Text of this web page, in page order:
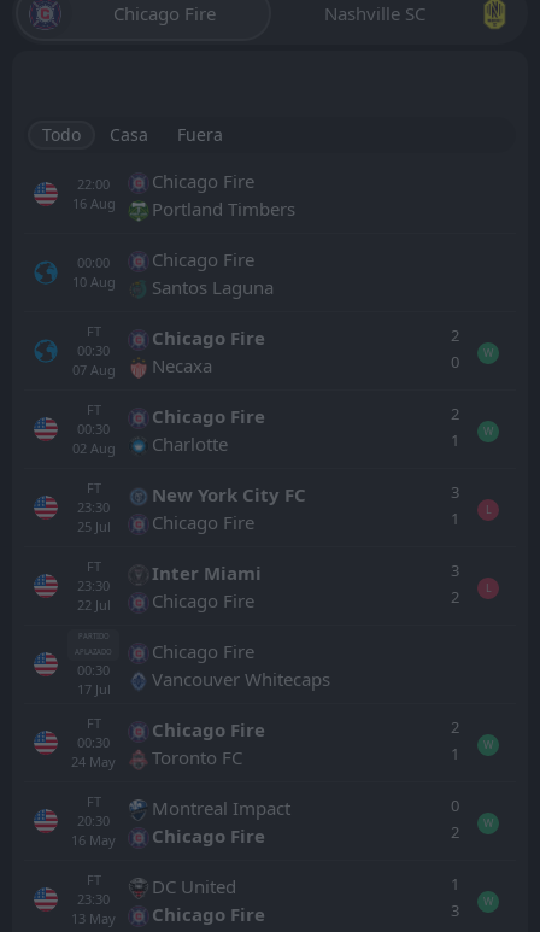
Chicago Fire Nashville SC
Todo Casa Fuera
22:00
16 Aug
Chicago Fire
Portland Timbers
00:00
10 Aug
Chicago Fire
Santos Laguna
FT
00:30
07 Aug
Chicago Fire
Necaxa
2
0
W
FT
00:30
02 Aug
Chicago Fire
Charlotte
2
1
W
FT
23:30
25 Jul
New York City FC
Chicago Fire
3
1
L
FT
23:30
22 Jul
Inter Miami
Chicago Fire
3
2
L
PARTIDO
APLAZADO
00:30
17 Jul
Chicago Fire
Vancouver Whitecaps
FT
00:30
24 May
Chicago Fire
Toronto FC
2
1
W
FT
20:30
16 May
Montreal Impact
Chicago Fire
0
2
W
FT
23:30
13 May
DC United
Chicago Fire
1
3
W